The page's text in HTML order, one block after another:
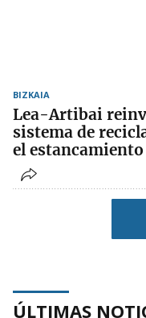
BIZKAIA
Lea-Artibai
sistema de
el
ÚLTIMAS